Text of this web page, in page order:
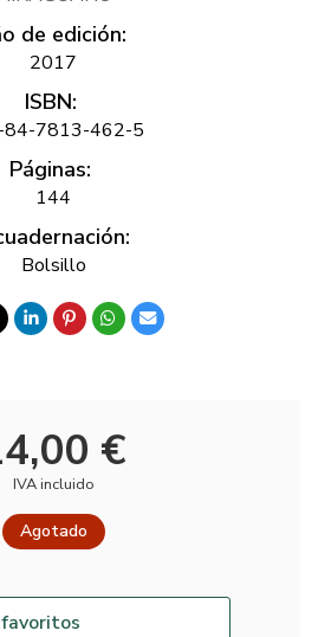
de edición:
2017
ISBN:
7813-462-5
Páginas:
144
Bolsillo
€
IVA incluido
Agotado